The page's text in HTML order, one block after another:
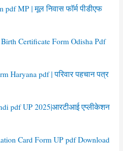
MP | मूल निवास फॉर्म पीडीएफ
Certificate Form Odisha Pdf
Haryana pdf | परिवार पहचान पत्र
pdf UP 2025|आरटीआई एप्लीकेशन
Card Form UP pdf Download